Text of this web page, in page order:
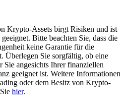
Krypto-Assets birgt Risiken und ist
Bitte beachten Sie, dass die
keine Garantie für die
Überlegen Sie sorgfältig, ob eine
angesichts Ihrer finanziellen
geeignet ist. Weitere Informationen
oder dem Besitz von Krypto-
hier.